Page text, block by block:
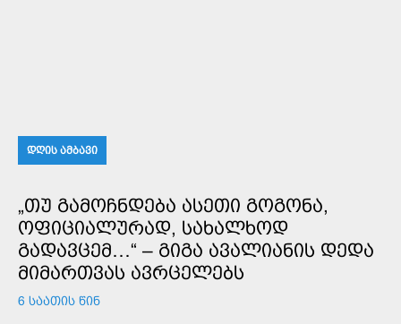
ᲓᲦᲘᲡ ᲐᲛᲑᲐᲕᲘ
„ᲗᲣ ᲒᲐᲛᲝᲩᲜᲓᲔᲑᲐ ᲐᲡᲔᲗᲘ ᲒᲝᲒᲝᲜᲐ,
ᲝᲤᲘᲪᲘᲐᲚᲣᲠᲐᲓ, ᲡᲐᲮᲐᲚᲮᲝᲓ
ᲒᲐᲓᲐᲕᲪᲔᲛ…“ – ᲒᲘᲒᲐ ᲐᲕᲐᲚᲘᲐᲜᲘᲡ ᲓᲔᲓᲐ
ᲛᲘᲛᲐᲠᲗᲕᲐᲡ ᲐᲕᲠᲪᲔᲚᲔᲑᲡ
6 ᲡᲐᲐᲗᲘᲡ ᲬᲘᲜ